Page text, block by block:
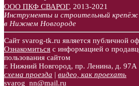
ООО ПКФ СВАРОГ, 2013-2021
Инструменты и строительный
в Нижнем Новгороде
Сайт svarog-tk.ru является публичной
Ознакомиться с информацией о
пользования сайтом
г. Нижний Новгород, пр. Ленина, д. 97А
схема проезда | видео, как проехать
svarog_nn@mail.ru